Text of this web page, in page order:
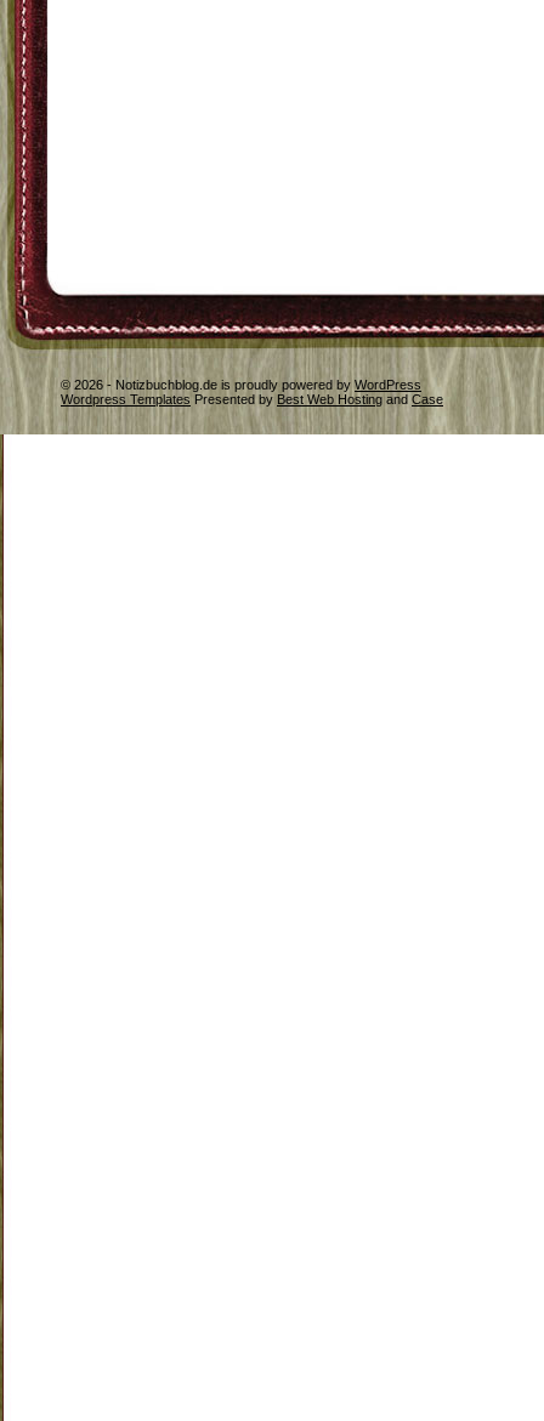
© 2026 - Notizbuchblog.de is proudly powered by WordPress
Wordpress Templates Presented by Best Web Hosting and Case